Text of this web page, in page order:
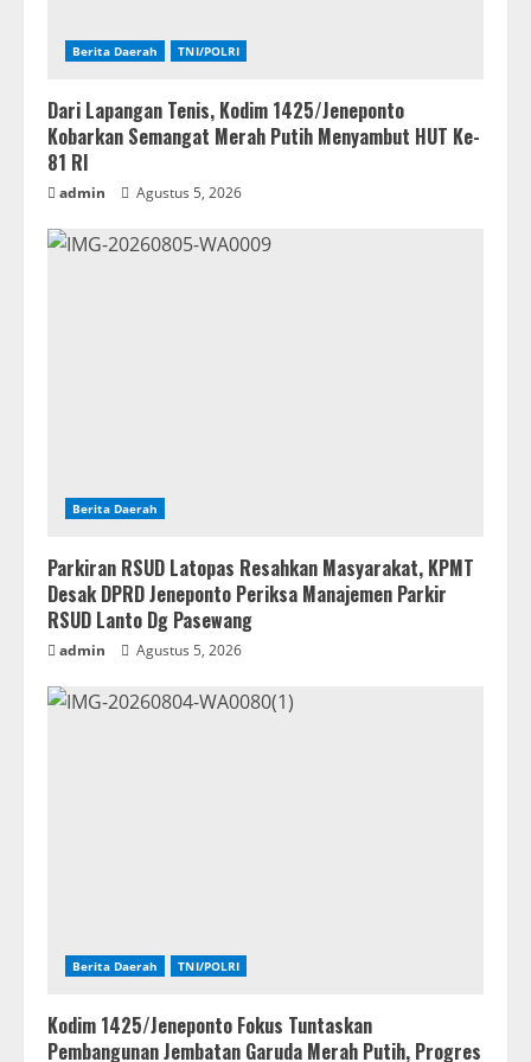
Berita Daerah TNI/POLRI
Dari Lapangan Tenis, Kodim 1425/Jeneponto
Kobarkan Semangat Merah Putih Menyambut HUT Ke-
81 RI
admin Agustus 5, 2026
Berita Daerah
Parkiran RSUD Latopas Resahkan Masyarakat, KPMT
Desak DPRD Jeneponto Periksa Manajemen Parkir
RSUD Lanto Dg Pasewang
admin Agustus 5, 2026
Berita Daerah TNI/POLRI
Kodim 1425/Jeneponto Fokus Tuntaskan
Pembangunan Jembatan Garuda Merah Putih, Progres